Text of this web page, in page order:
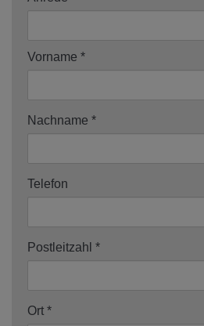
Vorname
Nachname
Telefon
Postleitzahl
Ort